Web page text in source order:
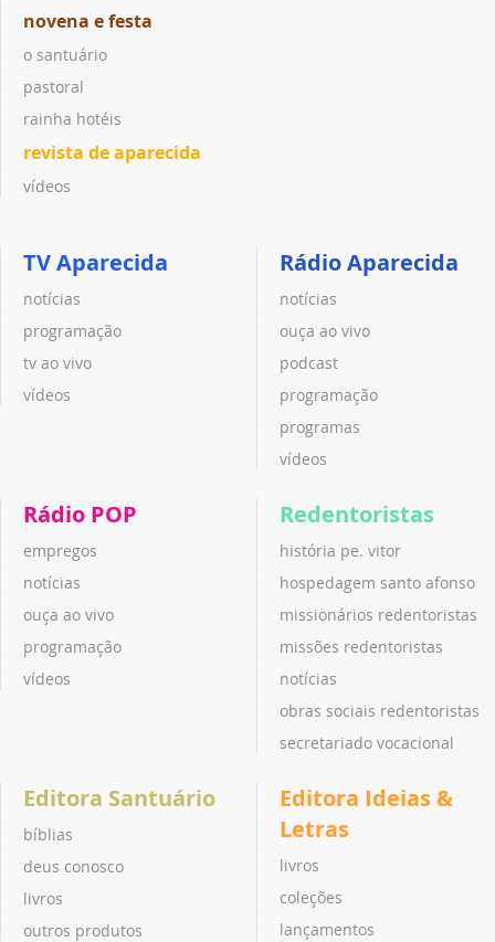
novena e festa
o santuário
pastoral
rainha hotéis
revista de aparecida
vídeos
TV Aparecida
notícias
programação
tv ao vivo
vídeos
Rádio Aparecida
notícias
ouça ao vivo
podcast
programação
programas
vídeos
Rádio POP
empregos
notícias
ouça ao vivo
programação
vídeos
Redentoristas
história pe. vitor
hospedagem santo afonso
missionários redentoristas
missões redentoristas
notícias
obras sociais redentoristas
secretariado vocacional
Editora Santuário
bíblias
deus conosco
livros
outros produtos
Editora Ideias &
Letras
livros
coleções
lançamentos